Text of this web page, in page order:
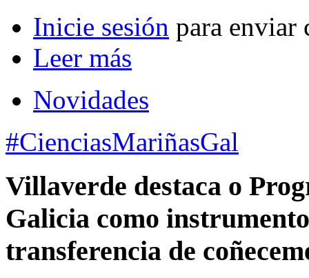
Inicie sesión para enviar
Leer más
Novidades
#CienciasMariñasGal
Villaverde destaca o
Galicia como
transferencia de